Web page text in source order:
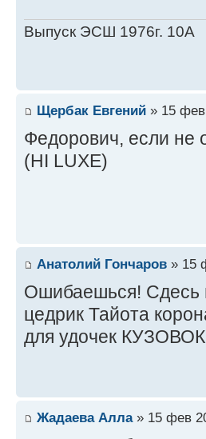
Выпуск ЭСШ 1976г. 10А
Щербак Евгений » 15
Федорович, если не
(HI LUXE)
Анатолий Гончаров » 15
Ошибаешься! Сдесь
цедрик Тайота
для удочек
Жадаева Алла» 15 фев